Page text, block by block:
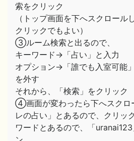
索をクリック
（トップ画面を下へスクロール
クリックでもよい）
③ルーム検索と出るので、
キーワード→「占い」と入力
オプション→「誰でも入室可能
を外す
それから、「検索」をクリック
④画面が変わったら下へスクロ
レの占い」とあるので、クリ
ワードとあるので、「